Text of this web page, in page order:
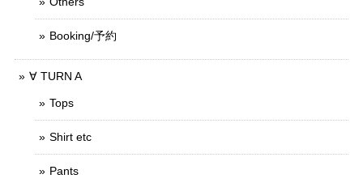
Booking/予約
∀ TURN A
Tops
Shirt etc
Pants